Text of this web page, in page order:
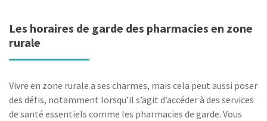
Les horaires de garde des pharmacies en zone
rurale
Vivre en zone rurale a ses charmes, mais cela peut aussi poser
des défis, notamment lorsqu’il s’agit d’accéder à des services
de santé essentiels comme les pharmacies de garde. Vous